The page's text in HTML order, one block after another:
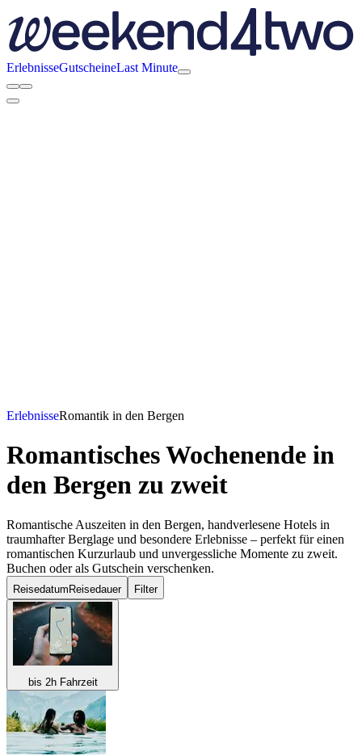
ErlebnisseGutscheineLast Minute
ErlebnisseRomantik in den Bergen
Romantisches Wochenende in
den Bergen zu zweit
Romantische Auszeiten in den Bergen, handverlesene Hotels in
traumhafter Berglage und besondere Erlebnisse – perfekt für einen
romantischen Kurzurlaub und unvergessliche Momente zu zweit.
Buchen oder als Gutschein verschenken.
Reisedatum Reisedauer Filter
bis 2h Fahrzeit